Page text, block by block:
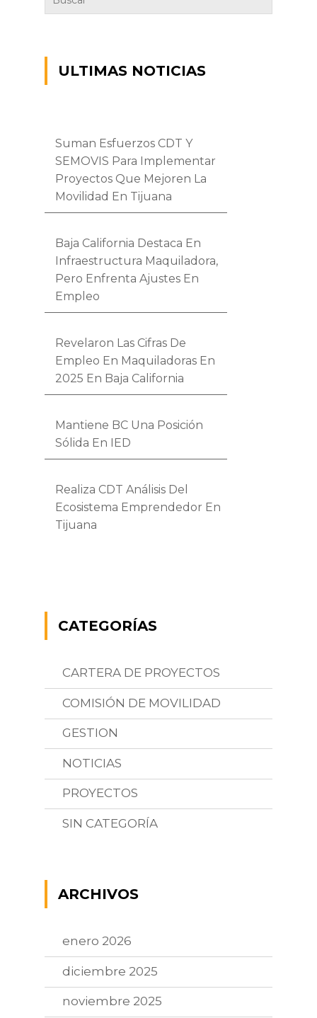
ULTIMAS NOTICIAS
Suman Esfuerzos CDT Y
SEMOVIS Para Implementar
Proyectos Que Mejoren La
Movilidad En Tijuana
Baja California Destaca En
Infraestructura Maquiladora,
Pero Enfrenta Ajustes En
Empleo
Revelaron Las Cifras De
Empleo En Maquiladoras En
2025 En Baja California
Mantiene BC Una Posición
Sólida En IED
Realiza CDT Análisis Del
Ecosistema Emprendedor En
Tijuana
CATEGORÍAS
CARTERA DE PROYECTOS
COMISIÓN DE MOVILIDAD
GESTION
NOTICIAS
PROYECTOS
SIN CATEGORÍA
ARCHIVOS
enero 2026
diciembre 2025
noviembre 2025